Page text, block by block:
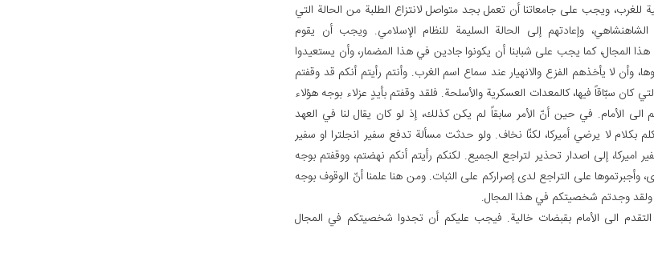
للغرب، ويجب على جامعاتنا أن تعمل بجد متواصل لانتزاع الطلبة من الحالة التي
الشاهنشاهي، وإعادتهم إلى الحالة السليمة للنظام الإسلامي. ويجب أن يقوم
المجال، كما يجب على شبابنا أن يكونوا جادين في هذا المضمار، وأن يستعيدوا
وأن لا يأخذهم الفزع والانهيار عند سماع اسم الغرب. وأنتم رأيتم أنكم قد وقفتم
كان سبّاقاً فيها، كالمعدات العسكرية والأسلحة. فلقد وقفتم بأيدٍ عزلاء بوجه هؤلاء
الى الأمام. في حين أنّ الأمر سابقاً لم يكن كذلك، إذ لو كان يقال لنا في العهد
بكلام لا يرضي أميركا، لكنّا نخاف. ولو حدثت مسألة تدفع سفير انجلترا او سفير
اميركا، إلى اصدار تحذير لتراجع الجميع. لكنكم رأيتم أنكم نهضتم، ووقفتم بوجه
وأجبرتموها على التراجع لدى إصراركم على الثبات. ومن هنا علمنا أنّ الوقوف بوجه
ولقد وجدتم شخصيتكم في هذا المجال.
التقدم الى الأمام بقبضات خالية. فيجب عليكم أن تجدوا شخصيتكم في المجال